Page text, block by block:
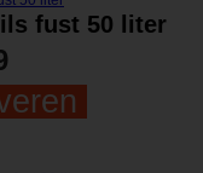
fust 50 liter